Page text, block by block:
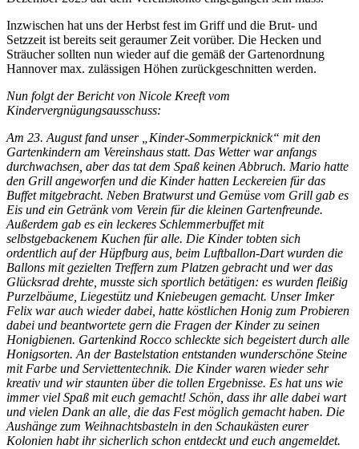
Inzwischen hat uns der Herbst fest im Griff und die Brut- und
Setzzeit ist bereits seit geraumer Zeit vorüber. Die Hecken und
Sträucher sollten nun wieder auf die gemäß der Gartenordnung
Hannover max. zulässigen Höhen zurückgeschnitten werden.
Nun folgt der Bericht von Nicole Kreeft vom
Kindervergnügungsausschuss:
Am 23. August fand unser „Kinder-Sommerpicknick“ mit den
Gartenkindern am Vereinshaus statt. Das Wetter war anfangs
durchwachsen, aber das tat dem Spaß keinen Abbruch. Mario hatte
den Grill angeworfen und die Kinder hatten Leckereien für das
Buffet mitgebracht. Neben Bratwurst und Gemüse vom Grill gab es
Eis und ein Getränk vom Verein für die kleinen Gartenfreunde.
Außerdem gab es ein leckeres Schlemmerbuffet mit
selbstgebackenem Kuchen für alle. Die Kinder tobten sich
ordentlich auf der Hüpfburg aus, beim Luftballon-Dart wurden die
Ballons mit gezielten Treffern zum Platzen gebracht und wer das
Glücksrad drehte, musste sich sportlich betätigen: es wurden fleißig
Purzelbäume, Liegestütz und Kniebeugen gemacht. Unser Imker
Felix war auch wieder dabei, hatte köstlichen Honig zum Probieren
dabei und beantwortete gern die Fragen der Kinder zu seinen
Honigbienen. Gartenkind Rocco schleckte sich begeistert durch alle
Honigsorten. An der Bastelstation entstanden wunderschöne Steine
mit Farbe und Serviettentechnik. Die Kinder waren wieder sehr
kreativ und wir staunten über die tollen Ergebnisse. Es hat uns wie
immer viel Spaß mit euch gemacht! Schön, dass ihr alle dabei wart
und vielen Dank an alle, die das Fest möglich gemacht haben. Die
Aushänge zum Weihnachtsbasteln in den Schaukästen eurer
Kolonien habt ihr sicherlich schon entdeckt und euch angemeldet.